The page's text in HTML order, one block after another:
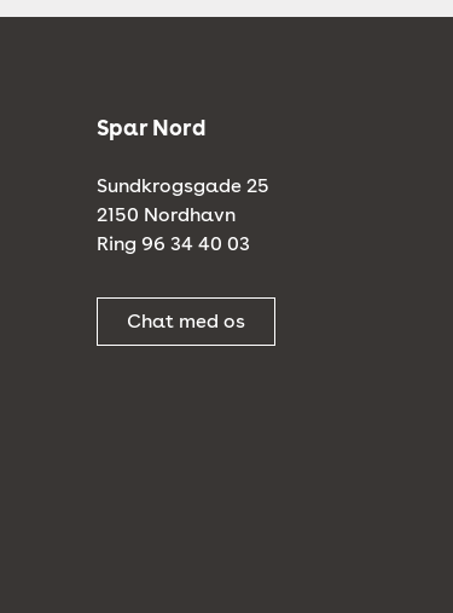
Spar Nord
Sundkrogsgade 25
2150 Nordhavn
Ring 96 34 40 03
Chat med os